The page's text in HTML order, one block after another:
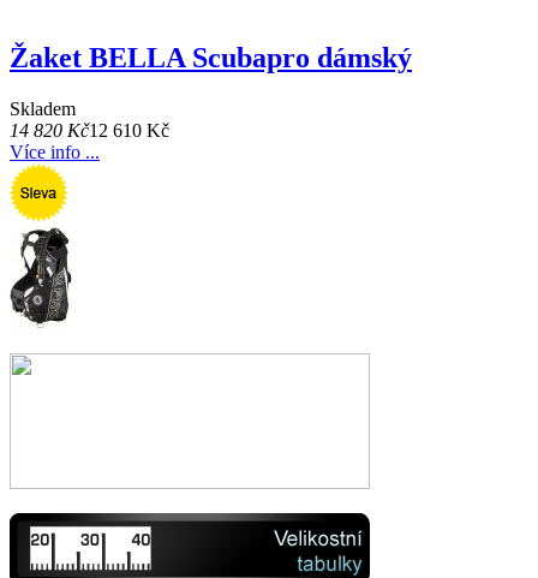
Žaket BELLA Scubapro dámský
Skladem
14 820 Kč12 610 Kč
Více info ...